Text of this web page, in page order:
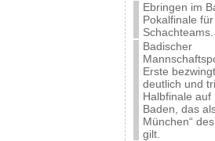
Ebringen im
Pokalfinale für
Schachteams.
Badischer
Erste
deutlich und
Halbfinale auf
Baden, das
München“
gilt.